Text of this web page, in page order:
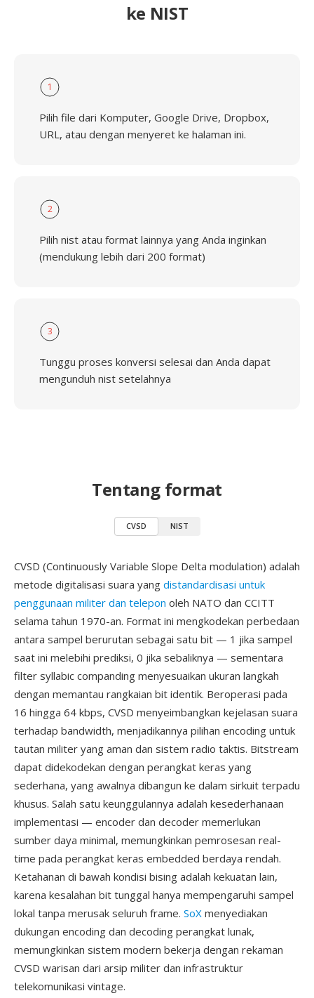
ke NIST
1
Pilih file dari Komputer, Google Drive, Dropbox,
URL, atau dengan menyeret ke halaman ini.
2
Pilih nist atau format lainnya yang Anda inginkan
(mendukung lebih dari 200 format)
3
Tunggu proses konversi selesai dan Anda dapat
mengunduh nist setelahnya
Tentang format
CVSD NIST
CVSD (Continuously Variable Slope Delta modulation) adalah
metode digitalisasi suara yang distandardisasi untuk
penggunaan militer dan telepon oleh NATO dan CCITT
selama tahun 1970-an. Format ini mengkodekan perbedaan
antara sampel berurutan sebagai satu bit — 1 jika sampel
saat ini melebihi prediksi, 0 jika sebaliknya — sementara
filter syllabic companding menyesuaikan ukuran langkah
dengan memantau rangkaian bit identik. Beroperasi pada
16 hingga 64 kbps, CVSD menyeimbangkan kejelasan suara
terhadap bandwidth, menjadikannya pilihan encoding untuk
tautan militer yang aman dan sistem radio taktis. Bitstream
dapat didekodekan dengan perangkat keras yang
sederhana, yang awalnya dibangun ke dalam sirkuit terpadu
khusus. Salah satu keunggulannya adalah kesederhanaan
implementasi — encoder dan decoder memerlukan
sumber daya minimal, memungkinkan pemrosesan real-
time pada perangkat keras embedded berdaya rendah.
Ketahanan di bawah kondisi bising adalah kekuatan lain,
karena kesalahan bit tunggal hanya mempengaruhi sampel
lokal tanpa merusak seluruh frame. SoX menyediakan
dukungan encoding dan decoding perangkat lunak,
memungkinkan sistem modern bekerja dengan rekaman
CVSD warisan dari arsip militer dan infrastruktur
telekomunikasi vintage.